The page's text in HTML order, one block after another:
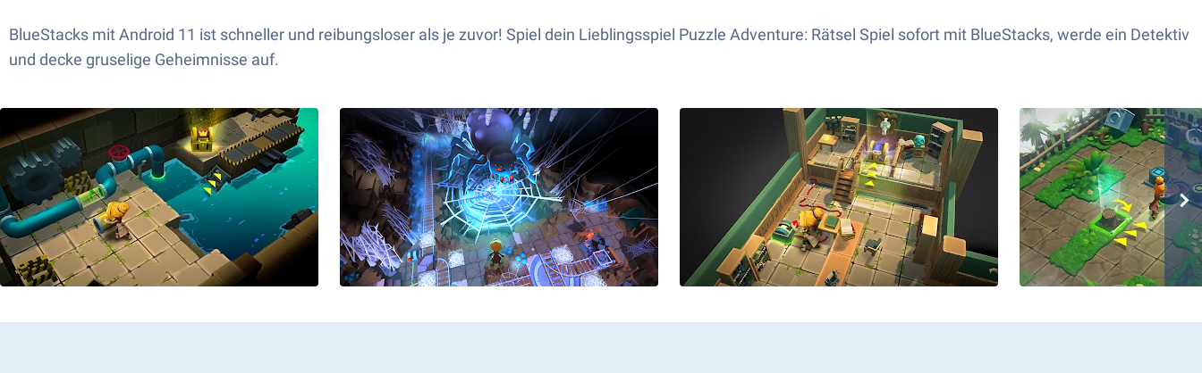
BlueStacks mit Android 11 ist schneller und reibungsloser als je zuvor! Spiel dein Lieblingsspiel Puzzle Adventure: Rätsel Spiel sofort mit BlueStacks, werde ein Detektiv
und decke gruselige Geheimnisse auf.